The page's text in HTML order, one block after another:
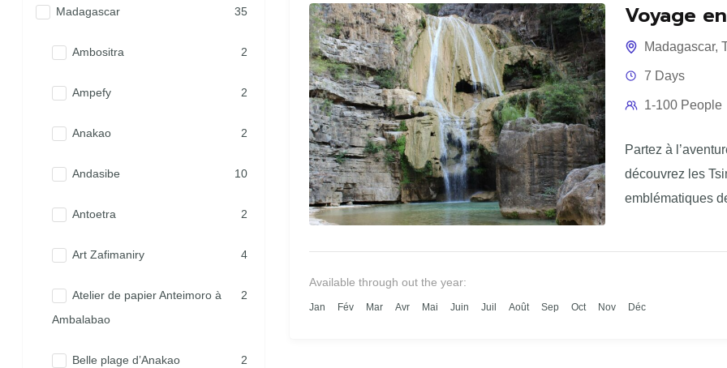
Madagascar 35
Ambositra 2
Ampefy 2
Anakao 2
Andasibe 10
Antoetra 2
Art Zafimaniry 4
Atelier de papier Anteimoro à
Ambalabao
2
Belle plage d’Anakao 2
Voyage
Madagascar,
7 Days
1-100 People
Partez à
découvrez les
emblématiques
Available through out the year:
Jan Fév Mar Avr Mai Juin Juil Août Sep Oct Nov Déc